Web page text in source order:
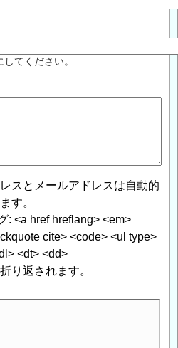
てください。
スとメールアドレスは自動的
す。
: <a href hreflang> <em>
cite> <code> <ul type>
<dt> <dd>
り返されます。